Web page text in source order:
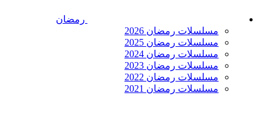
رمضان
مسلسلات رمضان 2026
مسلسلات رمضان 2025
مسلسلات رمضان 2024
مسلسلات رمضان 2023
مسلسلات رمضان 2022
مسلسلات رمضان 2021